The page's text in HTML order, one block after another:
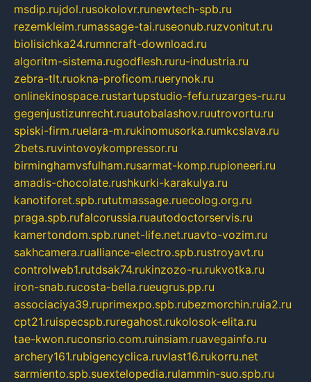
msdip.rujdol.rusokolovr.runewtech-spb.ru
rezemkleim.rumassage-tai.ruseonub.ruzvonitut.ru
biolisichka24.rumncraft-download.ru
algoritm-sistema.rugodflesh.ruru-industria.ru
zebra-tlt.ruokna-proficom.ruerynok.ru
onlinekinospace.rustartupstudio-fefu.ruzarges-ru.ru
gegenjustizunrecht.ruautobalashov.ruutrovortu.ru
spiski-firm.ruelara-m.rukinomusorka.rumkcslava.ru
2bets.ruvintovoykompressor.ru
birminghamvsfulham.rusarmat-komp.rupioneeri.ru
amadis-chocolate.rushkurki-karakulya.ru
kanotiforet.spb.rututmassage.ruecolog.org.ru
praga.spb.rufalcorussia.ruautodoctorservis.ru
kamertondom.spb.runet-life.net.ruavto-vozim.ru
sakhcamera.rualliance-electro.spb.rustroyavt.ru
controlweb1.rutdsak74.rukinzozo-ru.rukvotka.ru
iron-snab.rucosta-bella.rueugrus.pp.ru
associaciya39.ruprimexpo.spb.rubezmorchin.ruia2.ru
cpt21.ruispecspb.ruregahost.rukolosok-elita.ru
tae-kwon.ruconsrio.com.ruinsiam.ruavegainfo.ru
archery161.rubigencyclica.ruvlast16.rukorru.net
sarmiento.spb.suextelopedia.rulammin-suo.spb.ru